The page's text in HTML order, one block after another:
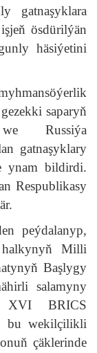
gatnaşyklara
ösdürilýän
häsiýetini
saparyň
Russiýa
gatnaşyklary
ynam bildirdi.
Respublikasy
peýdalanyp,
halkynyň Milli
Başlygy
salamyny
XVI BRICS
bu wekilçilikli
çäklerinde